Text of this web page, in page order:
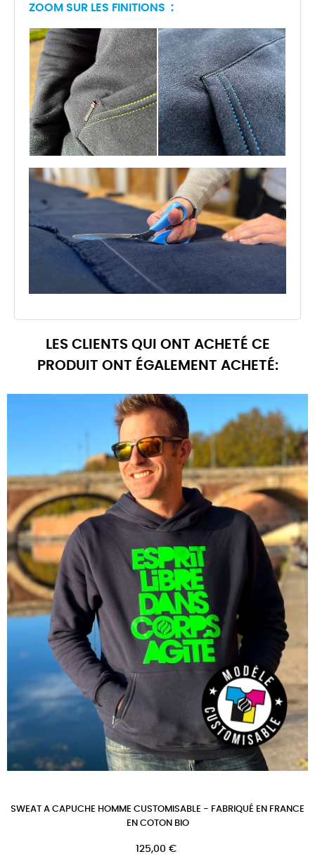
ZOOM SUR LES FINITIONS :
LES CLIENTS QUI ONT ACHETÉ CE
PRODUIT ONT ÉGALEMENT ACHETÉ:
SWEAT A CAPUCHE HOMME CUSTOMISABLE - FABRIQUÉ EN FRANCE
EN COTON BIO
Prix
125,00 €